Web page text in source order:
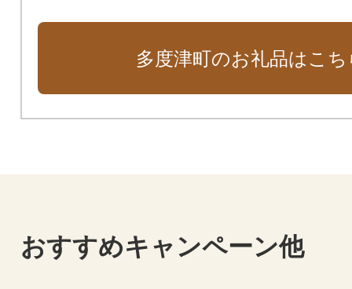
多度津町のお礼品はこち
おすすめキャンペーン他